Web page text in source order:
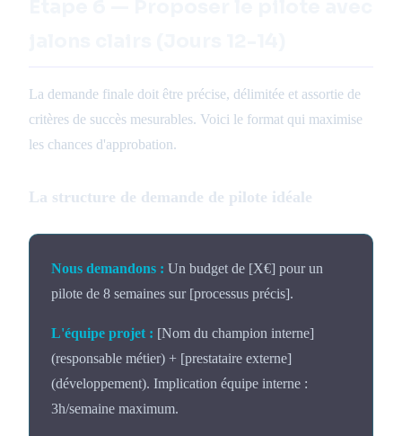
La demande finale doit être précise, délimitée et assortie de
critères de succès mesurables. Voici le format qui maximise
les chances d'approbation.
La structure de demande de pilote idéale
Nous demandons : Un budget de [X€] pour un
pilote de 8 semaines sur [processus précis].
L'équipe projet : [Nom du champion interne]
(responsable métier) + [prestataire externe]
(développement). Implication équipe interne :
3h/semaine maximum.